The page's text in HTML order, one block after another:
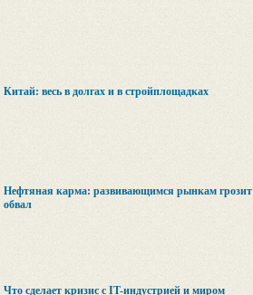
Китай: весь в долгах и в стройплощадках
Нефтяная карма: развивающимся рынкам грозит
обвал
Что сделает кризис с IT-индустрией и миром